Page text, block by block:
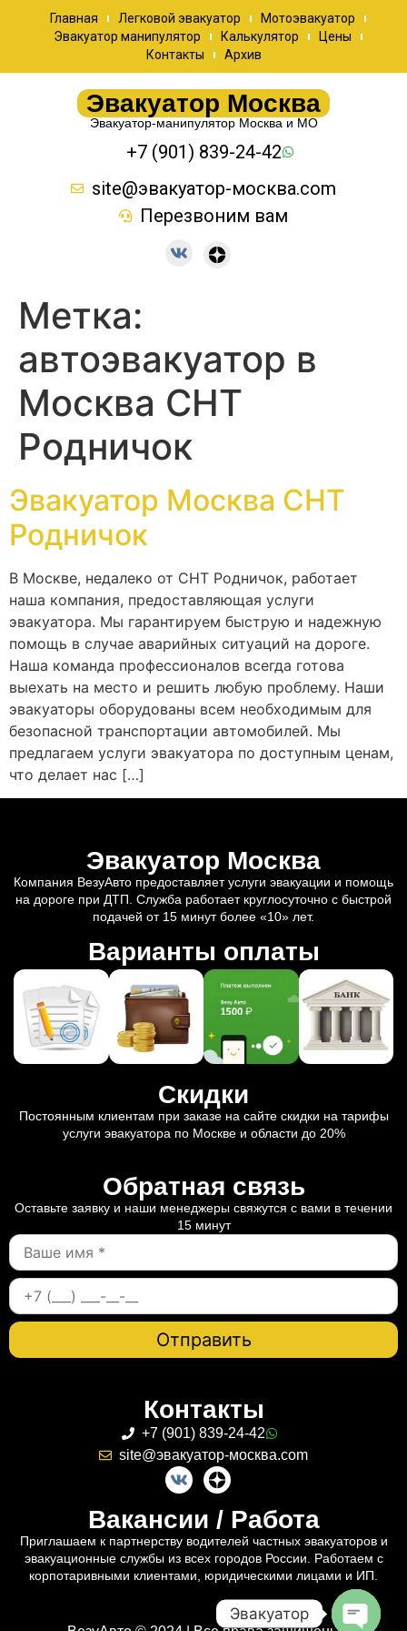
Главная Легковой эвакуатор
Мотоэвакуатор
Эвакуатор манипулятор
Калькулятор
Цены
Контакты
Архив
Эвакуатор Москва
Эвакуатор-манипулятор Москва и МО
+7 (901) 839-24-42
site@эвакуатор-москва.com
Перезвоним вам
Метка:
автоэвакуатор в
Москва СНТ
Родничок
Эвакуатор Москва СНТ
Родничок
В Москве, недалеко от СНТ Родничок, работает
наша компания, предоставляющая услуги
эвакуатора. Мы гарантируем быструю и надежную
помощь в случае аварийных ситуаций на дороге.
Наша команда профессионалов всегда готова
выехать на место и решить любую проблему. Наши
эвакуаторы оборудованы всем необходимым для
безопасной транспортации автомобилей. Мы
предлагаем услуги эвакуатора по доступным ценам,
что делает нас […]
Эвакуатор Москва
Компания ВезуАвто предоставляет услуги эвакуации и помощь
на дороге при ДТП. Служба работает круглосуточно с быстрой
подачей от 15 минут более «10» лет.
Варианты оплаты
Скидки
Постоянным клиентам при заказе на сайте скидки на тарифы
услуги эвакуатора по Москве и области до 20%
Обратная связь
Оставьте заявку и наши менеджеры свяжутся с вами в течении
15 минут
Контакты
+7 (901) 839-24-42
site@эвакуатор-москва.com
Вакансии / Работа
Приглашаем к партнерству водителей частных эвакуаторов и
эвакуационные службы из всех городов России. Работаем с
корпотаривными клиентами, юридическими лицами и ИП.
Эвакуатор